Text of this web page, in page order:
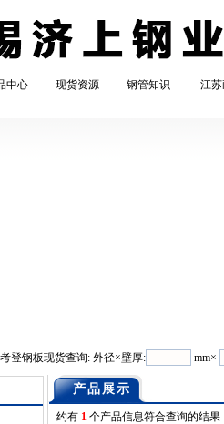
中心 现货资源 钢管知识 江
考登钢板现货查询: 外径×壁厚: mm×
产品展示
约有 1 个产品信息符合查询的结